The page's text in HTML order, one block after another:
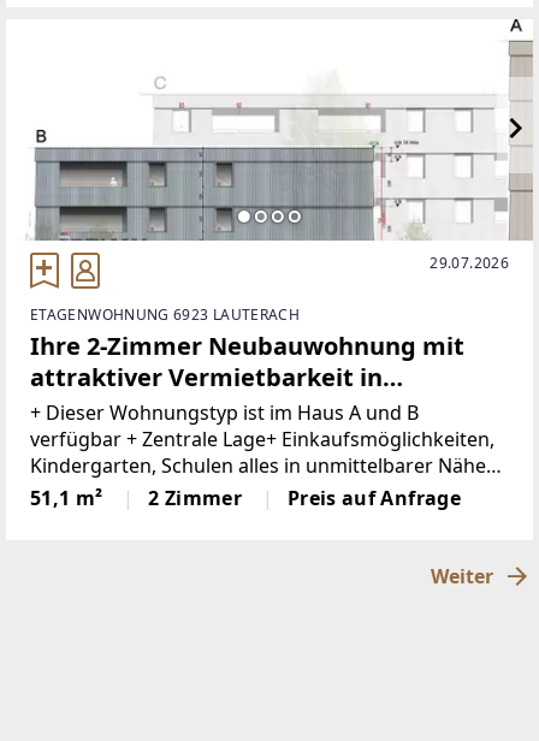
29.07.2026
ETAGENWOHNUNG 6923 LAUTERACH
Ihre 2-Zimmer Neubauwohnung mit
attraktiver Vermietbarkeit in
Lauterach
+ Dieser Wohnungstyp ist im Haus A und B
verfügbar + Zentrale Lage+ Einkaufsmöglichkeiten,
Kindergarten, Schulen alles in unmittelbarer Nähe+
Fahrradabstellplätze+ Ausreichend
Besucherparkplätze+ Tiefgaragenplatz um €
51,1 m² 2 Zimmer Preis auf Anfrage
Weiter